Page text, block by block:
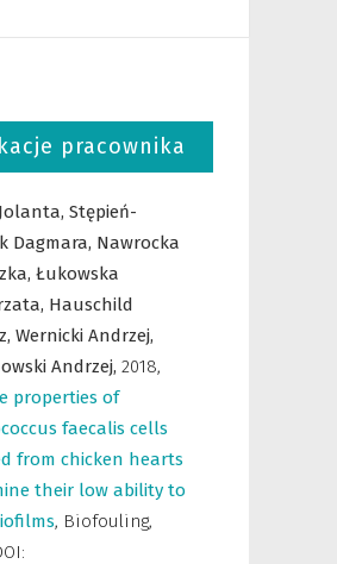
pracownika
Stępień-
Dagmara, Nawrocka
Łukowska
Hauschild
Wernicki Andrzej,
Andrzej, 2018,
properties of
faecalis cells
from chicken hearts
their low ability to
, Biofouling,